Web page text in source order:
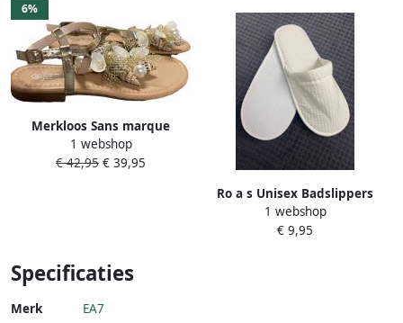
6%
Merkloos Sans marque
Sandalen teenslippers goud
1 webshop
€ 42,95 € 39,95
Ro a s Unisex Badslippers
Grijs EVA One Size
Hotelslippers Ideaal voor
1 webshop
€ 9,95
Specificaties
Merk EA7